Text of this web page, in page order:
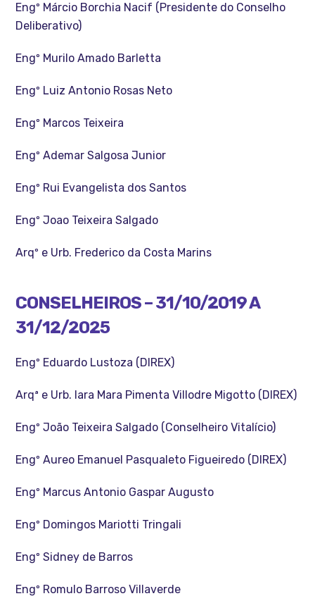
Engº Márcio Borchia Nacif (Presidente do Conselho
Deliberativo)
Engº Murilo Amado Barletta
Engº Luiz Antonio Rosas Neto
Engº Marcos Teixeira
Engº Ademar Salgosa Junior
Engº Rui Evangelista dos Santos
Engº Joao Teixeira Salgado
Arqº e Urb. Frederico da Costa Marins
CONSELHEIROS – 31/10/2019 A
31/12/2025
Engº Eduardo Lustoza (DIREX)
Arqª e Urb. Iara Mara Pimenta Villodre Migotto (DIREX)
Engº João Teixeira Salgado (Conselheiro Vitalício)
Engº Aureo Emanuel Pasqualeto Figueiredo (DIREX)
Engº Marcus Antonio Gaspar Augusto
Engº Domingos Mariotti Tringali
Engº Sidney de Barros
Engº Romulo Barroso Villaverde